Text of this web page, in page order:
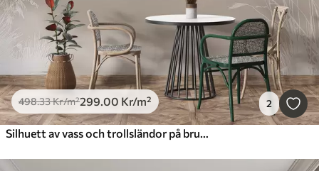
498.33Kr/m²299.00 Kr/m² 2
Silhuett av vass och trollsländor på brun bakgrund